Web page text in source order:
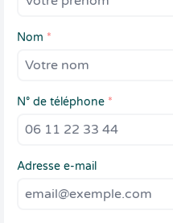
Nom *
N° de téléphone *
Adresse e-mail